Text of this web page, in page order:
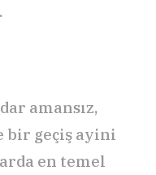
amansız,
bir geçiş ayini
en temel